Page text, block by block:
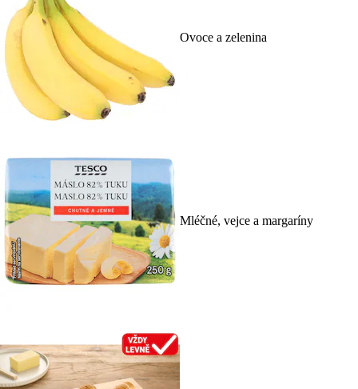
Ovoce a zelenina
Mléčné, vejce a margaríny